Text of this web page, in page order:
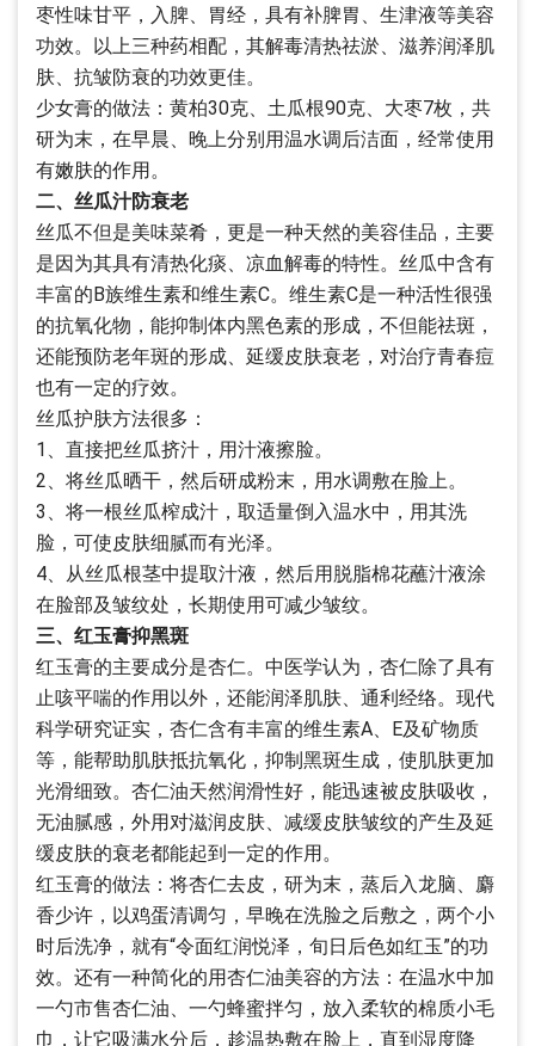
枣性味甘平，入脾、胃经，具有补脾胃、生津液等美容
功效。以上三种药相配，其解毒清热祛淤、滋养润泽肌
肤、抗皱防衰的功效更佳。
少女膏的做法：黄柏30克、土瓜根90克、大枣7枚，共
研为末，在早晨、晚上分别用温水调后洁面，经常使用
有嫩肤的作用。
二、丝瓜汁防衰老
丝瓜不但是美味菜肴，更是一种天然的美容佳品，主要
是因为其具有清热化痰、凉血解毒的特性。丝瓜中含有
丰富的B族维生素和维生素C。维生素C是一种活性很强
的抗氧化物，能抑制体内黑色素的形成，不但能祛斑，
还能预防老年斑的形成、延缓皮肤衰老，对治疗青春痘
也有一定的疗效。
丝瓜护肤方法很多：
1、直接把丝瓜挤汁，用汁液擦脸。
2、将丝瓜晒干，然后研成粉末，用水调敷在脸上。
3、将一根丝瓜榨成汁，取适量倒入温水中，用其洗
脸，可使皮肤细腻而有光泽。
4、从丝瓜根茎中提取汁液，然后用脱脂棉花蘸汁液涂
在脸部及皱纹处，长期使用可减少皱纹。
三、红玉膏抑黑斑
红玉膏的主要成分是杏仁。中医学认为，杏仁除了具有
止咳平喘的作用以外，还能润泽肌肤、通利经络。现代
科学研究证实，杏仁含有丰富的维生素A、E及矿物质
等，能帮助肌肤抵抗氧化，抑制黑斑生成，使肌肤更加
光滑细致。杏仁油天然润滑性好，能迅速被皮肤吸收，
无油腻感，外用对滋润皮肤、减缓皮肤皱纹的产生及延
缓皮肤的衰老都能起到一定的作用。
红玉膏的做法：将杏仁去皮，研为末，蒸后入龙脑、麝
香少许，以鸡蛋清调匀，早晚在洗脸之后敷之，两个小
时后洗净，就有“令面红润悦泽，旬日后色如红玉”的功
效。还有一种简化的用杏仁油美容的方法：在温水中加
一勺市售杏仁油、一勺蜂蜜拌匀，放入柔软的棉质小毛
巾，让它吸满水分后，趁温热敷在脸上，直到湿度降